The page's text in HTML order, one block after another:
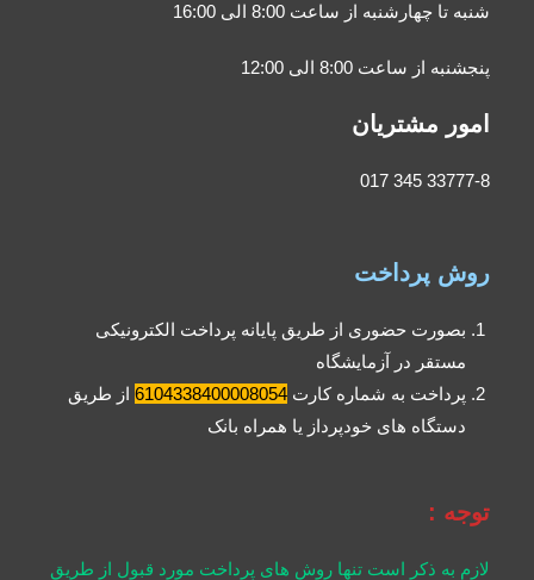
شنبه تا چهارشنبه از ساعت 8:00 الی 16:00
پنجشنبه از ساعت 8:00 الی 12:00
امور مشتریان
33777-8 345 017
روش پرداخت
بصورت حضوری از طریق پایانه پرداخت الکترونیکی
مستقر در آزمایشگاه
پرداخت به شماره کارت6104338400008054 از طریق
دستگاه های خودپرداز یا همراه بانک
توجه :
لازم به ذکر است تنها روش های پرداخت مورد قبول از طریق